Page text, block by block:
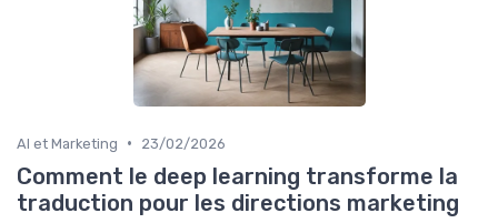
AI et Marketing • 23/02/2026
Comment le deep learning transforme la
traduction pour les directions marketing